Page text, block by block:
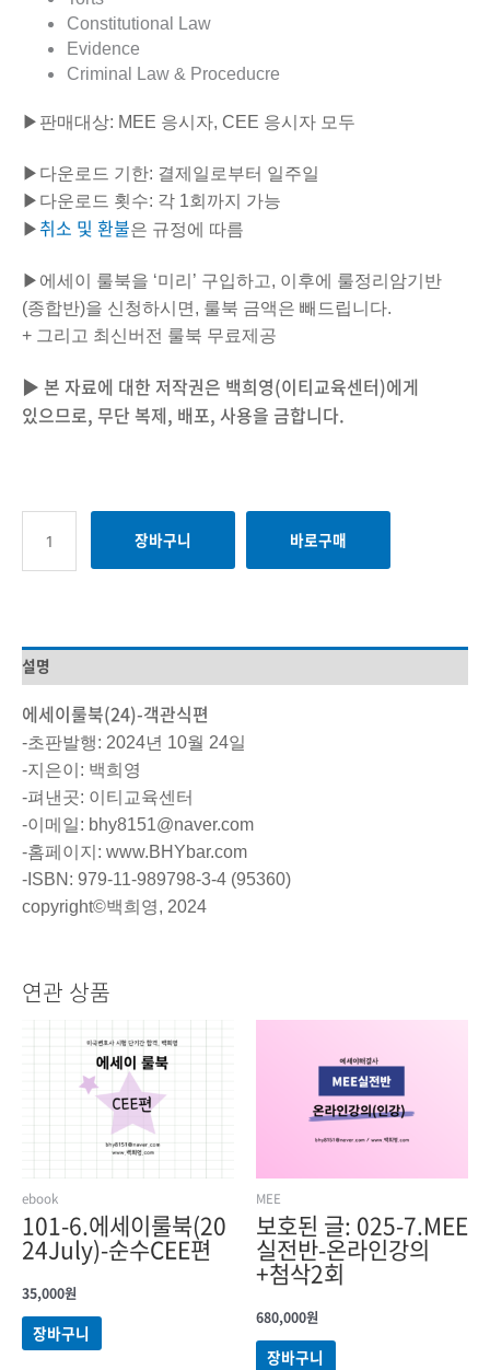
Constitutional Law
Evidence
Criminal Law & Proceducre
▶판매대상: MEE 응시자, CEE 응시자 모두
▶다운로드 기한: 결제일로부터 일주일
▶다운로드 횟수: 각 1회까지 가능
▶취소 및 환불은 규정에 따름
▶에세이 룰북을 ‘미리’ 구입하고, 이후에 룰정리암기반
(종합반)을 신청하시면, 룰북 금액은 빼드립니다.
+ 그리고 최신버전 룰북 무료제공
▶ 본 자료에 대한 저작권은 백희영(이티교육센터)에게
있으므로, 무단 복제, 배포, 사용을 금합니다.
장바구니 바로구매
설명
에세이룰북(24)-객관식편
-초판발행: 2024년 10월 24일
-지은이: 백희영
-펴낸곳: 이티교육센터
-이메일: bhy8151@naver.com
-홈페이지: www.BHYbar.com
-ISBN: 979-11-989798-3-4 (95360)
copyright©백희영, 2024
연관 상품
ebook
101-6.에세이룰북(20
24July)-순수CEE편
35,000원
장바구니
MEE
보호된 글: 025-7.MEE
실전반-온라인강의
+첨삭2회
680,000원
장바구니